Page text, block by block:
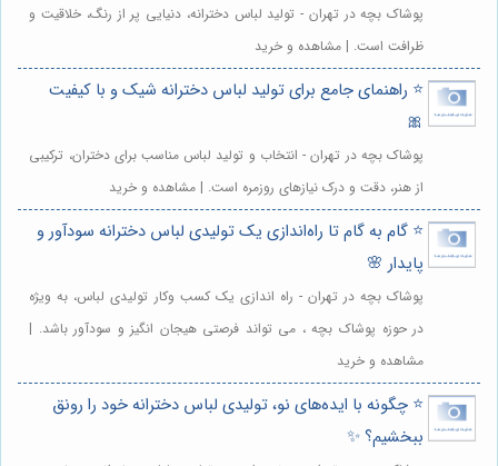
پوشاک بچه در تهران - تولید لباس دخترانه، دنیایی پر از رنگ، خلاقیت و
ظرافت است. | مشاهده و خرید
⭐️ راهنمای جامع برای تولید لباس دخترانه شیک و با کیفیت
🎀
پوشاک بچه در تهران - انتخاب و تولید لباس مناسب برای دختران، ترکیبی
از هنر، دقت و درک نیازهای روزمره است. | مشاهده و خرید
⭐️ گام به گام تا راه‌اندازی یک تولیدی لباس دخترانه سودآور و
پایدار 🌸
پوشاک بچه در تهران - راه اندازی یک کسب وکار تولیدی لباس، به ویژه
در حوزه پوشاک بچه ، می تواند فرصتی هیجان انگیز و سودآور باشد. |
مشاهده و خرید
⭐️ چگونه با ایده‌های نو، تولیدی لباس دخترانه خود را رونق
ببخشیم؟ ✨